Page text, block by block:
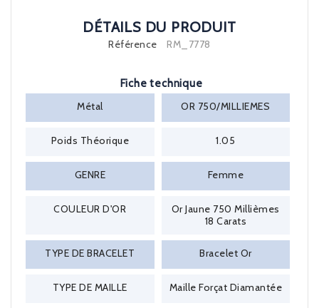
DÉTAILS DU PRODUIT
Référence RM_7778
Fiche technique
Métal
OR 750/MILLIEMES
Poids Théorique 1.05
GENRE Femme
COULEUR D'OR
Or Jaune 750 Millièmes
18 Carats
TYPE DE BRACELET Bracelet Or
TYPE DE MAILLE Maille Forçat Diamantée